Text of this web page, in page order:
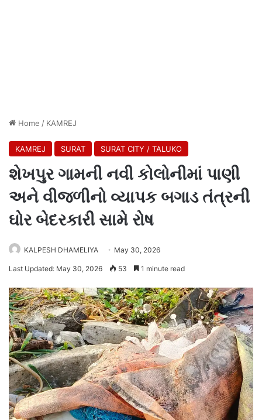
Home / KAMREJ
KAMREJ SURAT SURAT CITY / TALUKO
શેખપુર ગામની નવી કોલોનીમાં પાણી
અને વીજળીનો વ્યાપક બગાડ તંત્રની
ઘોર બેદરકારી સામે રોષ
KALPESH DHAMELIYA May 30, 2026
Last Updated: May 30, 2026 53 1 minute read